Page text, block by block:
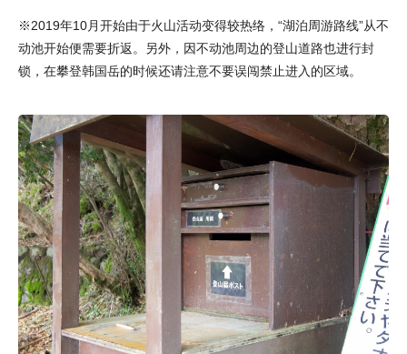
※2019年10月开始由于火山活动变得较热络，“湖泊周游路线”从不
动池开始便需要折返。另外，因不动池周边的登山道路也进行封
锁，在攀登韩国岳的时候还请注意不要误闯禁止进入的区域。